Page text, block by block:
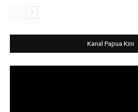
Kanal Papua Kini